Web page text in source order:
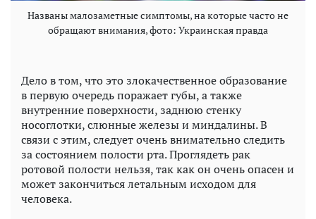
Названы малозаметные симптомы, на которые часто не
обращают внимания, фото: Украинская правда
Дело в том, что это злокачественное образование
в первую очередь поражает губы, а также
внутренние поверхности, заднюю стенку
носоглотки, слюнные железы и миндалины. В
связи с этим, следует очень внимательно следить
за состоянием полости рта. Проглядеть рак
ротовой полости нельзя, так как он очень опасен и
может закончиться летальным исходом для
человека.